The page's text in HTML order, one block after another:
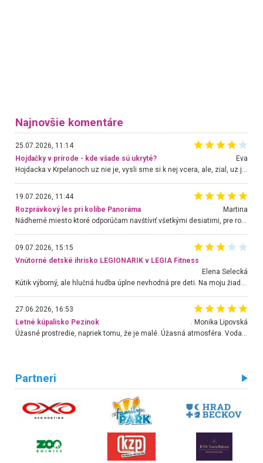
Najnovšie komentáre
25.07.2026, 11:14
Hojdačky v prírode - kde všade sú ukryté?
Eva
Hojdacka v Krpelanoch uz nie je, vysli sme si k nej vcera, ale, zial, uz je znicena. Ak sem planujete cestu len kvoli hojdacke, mozete si ju usetrit. Krasny vyhlad je tu vsak aj bez hojdacky :-)
19.07.2026, 11:44
Rozprávkový les pri kolibe Panoráma
Martina
Nádherné miesto ktoré odporúčam navštíviť všetkými desiatimi, pre rodiny s deťmi, dôchodcom... Proste a jednoducho ozaj rozprávkový les.. určite ešte prídeme. Odniesli sme si na pamiatku krásne tričká,
09.07.2026, 15:15
Vnútorné detské ihrisko LEGIONARIK v LEGIA Fitness
Elena Selecká
27.06.2026, 16:53
Letné kúpalisko Pezinok
. Monika Lipovská
Úžasné prostredie, napriek tomu, že je malé. Úžasná atmosféra. Voda fantastická a nádherná. Ľudí je pomerne veľa, ale su mili a ohľaduplní. Je veľmi zaujímavé sledovať, ako dokážu spolu športovať cudzí ľudia a bez ohľadu na vek. Vládne tu pohoda. Vnuka neviem dostať z vody. Ďakujem za krásny deň . Urcite sa sem vrátim. Jediný problém je s parkovaním, ale aj ten sa mi podarilo vyriešiť. Monika Bratislava
Partneri